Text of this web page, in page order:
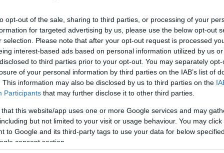
opt-out of the sale, sharing to third parties, or processing of your
for targeted advertising by us, please use the below opt-out
selection. Please note that after your opt-out request is processed
interest-based ads based on personal information utilized by us
to third parties prior to your opt-out. You may separately
of your personal information by third parties on the IAB’s list of
This information may also be disclosed by us to third parties on the
Participants that may further disclose it to other third parties.
that this website/app uses one or more Google services and may
but not limited to your visit or usage behaviour. You may
to Google and its third-party tags to use your data for below
consent section.
( 1 )
1
(
ár
Ariel Angyalunk
HARAG... Egy kis tudomány fizikai síkon- de összekötve a
A Kémcsőbe zárt harag.... Elmer Gates professzor a
pszichológiai laboratóriumában érdekes biokémiai
Kimutatta, hogy az emberi szervezetben…
Tetszik 0